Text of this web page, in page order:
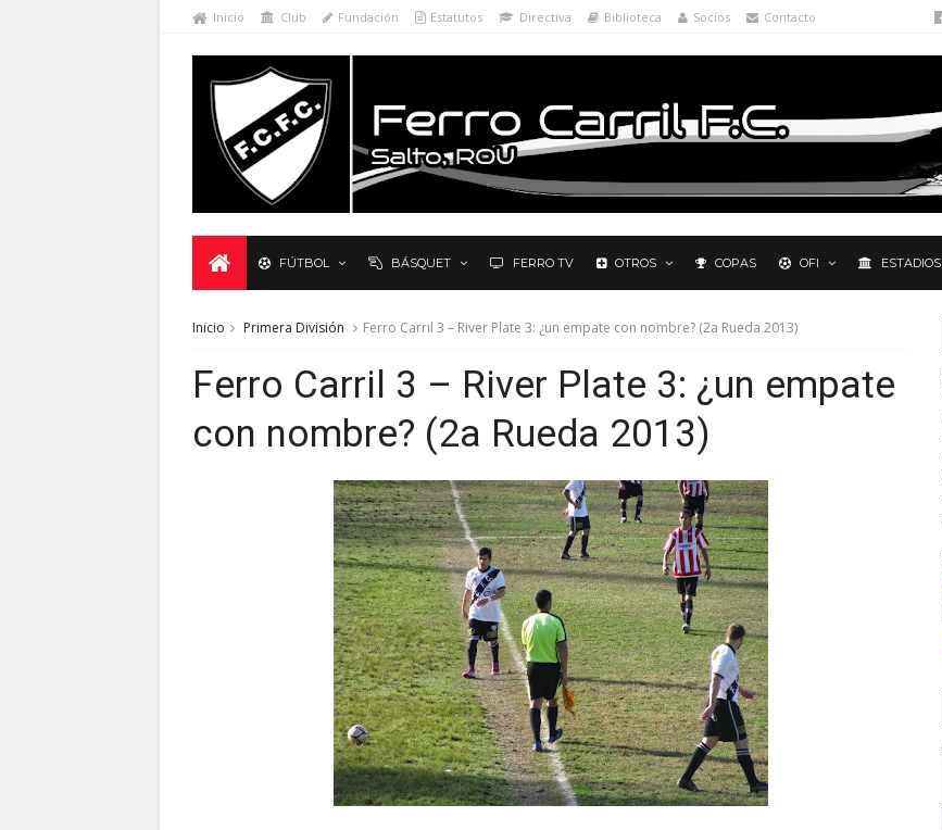
Inicio Club Fundación Estatutos Directiva Biblioteca Socios Contacto
FÚTBOL BÁSQUET FERRO TV OTROS COPAS OFI ESTADIOS
Inicio Primera División Ferro Carril 3 – River Plate 3: ¿un empate con nombre? (2a Rueda 2013)
Ferro Carril 3 – River Plate 3: ¿un empate
con nombre? (2a Rueda 2013)